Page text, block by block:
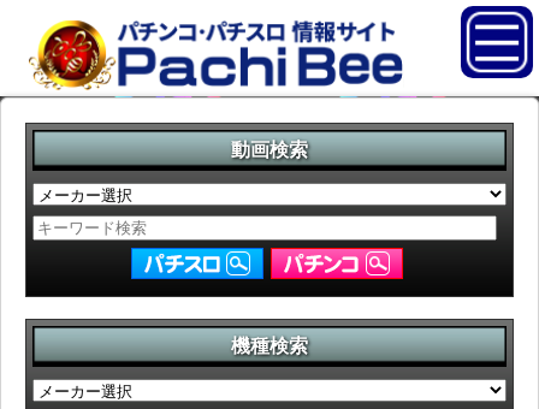
動画検索
機種検索